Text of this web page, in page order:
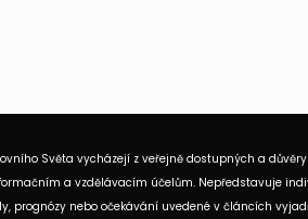
Světa vycházejí z veřejně dostupných a
a vzdělávacím účelům. Nepředstavuje
prognózy nebo očekávání uvedené v článcích